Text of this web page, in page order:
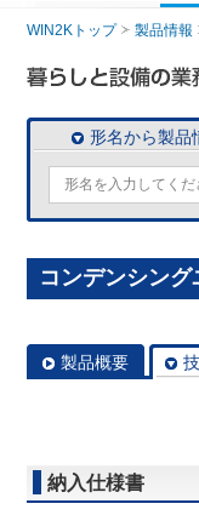
WIN2Kトップ 製品情報
形名から製品
コンデンシン
製品概要
納入仕様書